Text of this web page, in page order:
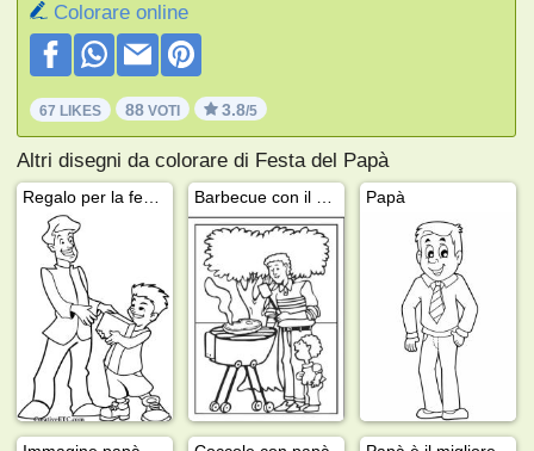
Colorare online
67 LIKES 88 VOTI 3.8/5
Altri disegni da colorare di Festa del Papà
Papà